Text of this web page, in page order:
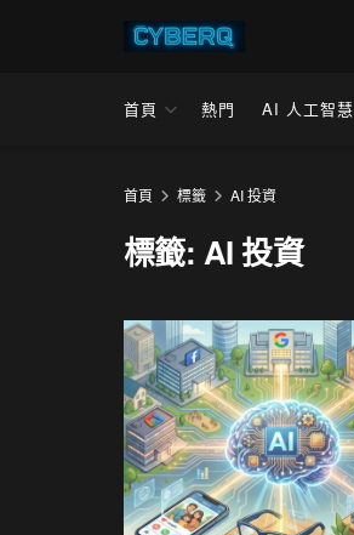
首頁 熱門 AI 人工智慧
首頁 標籤 AI 投資
標籤: AI 投資